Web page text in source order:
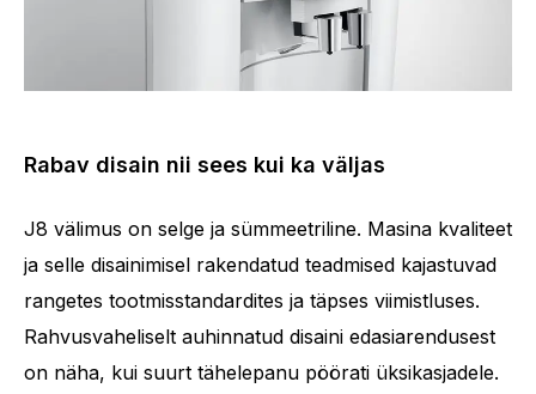
Rabav disain nii sees kui ka väljas
J8 välimus on selge ja sümmeetriline. Masina kvaliteet
ja selle disainimisel rakendatud teadmised kajastuvad
rangetes tootmisstandardites ja täpses viimistluses.
Rahvusvaheliselt auhinnatud disaini edasiarendusest
on näha, kui suurt tähelepanu pöörati üksikasjadele.